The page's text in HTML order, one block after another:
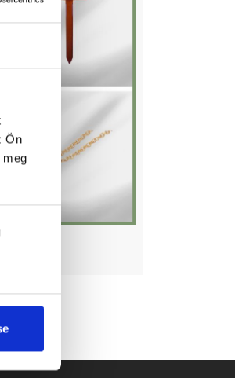
Ön
meg